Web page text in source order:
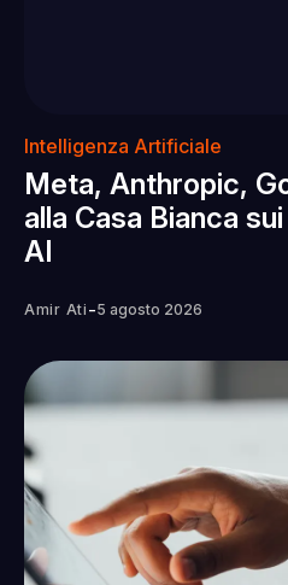
Intelligenza Artificiale
Meta, Anthropic,
alla Casa Bianca
AI
Amir Ati -5 agosto 2026